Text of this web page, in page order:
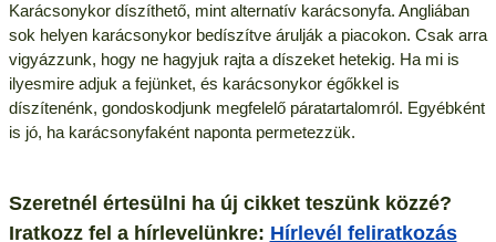
Karácsonykor díszíthető, mint alternatív karácsonyfa. Angliában
sok helyen karácsonykor bedíszítve árulják a piacokon. Csak arra
vigyázzunk, hogy ne hagyjuk rajta a díszeket hetekig. Ha mi is
ilyesmire adjuk a fejünket, és karácsonykor égőkkel is
díszítenénk, gondoskodjunk megfelelő páratartalomról. Egyébként
is jó, ha karácsonyfaként naponta permetezzük.
Szeretnél értesülni ha új cikket teszünk közzé?
Iratkozz fel a hírlevelünkre: Hírlevél feliratkozás